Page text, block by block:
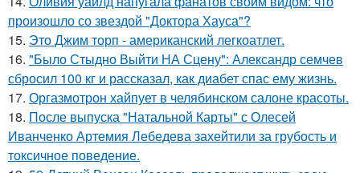
произошло со звездой "Доктора Хауса"?
15. Это Джим торп - американский легкоатлет.
16. "Было Стыдно Выйти НА Сцену": Александр семчев
сбросил 100 кг и рассказал, как диабет спас ему жизнь.
17. Оргазмотрон хайпует в челябинском салоне красоты.
18. После выпуска "Натальной Карты" с Олесей
Иванченко Артемия Лебедева захейтили за грубость и
токсичное поведение.